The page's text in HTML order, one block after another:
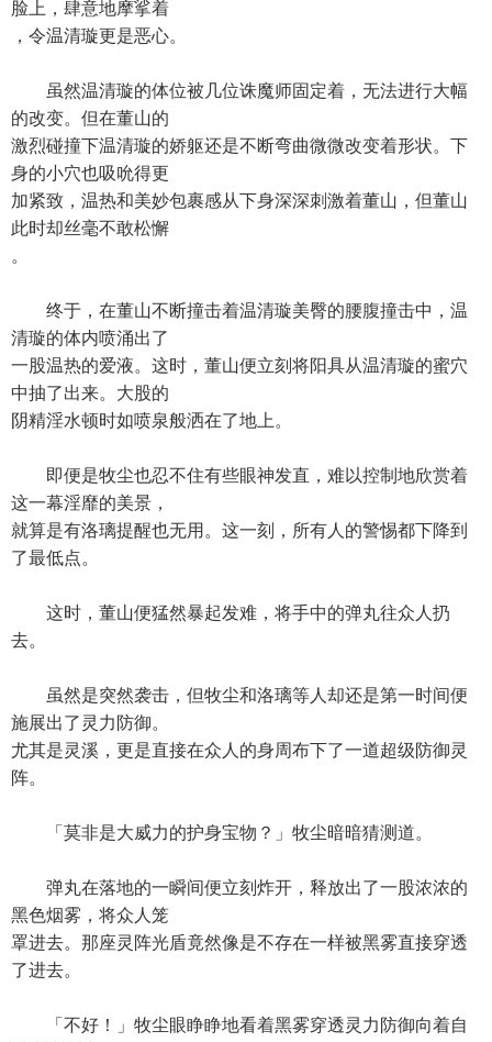
脸上，肆意地摩挲着
，令温清璇更是恶心。
虽然温清璇的体位被几位诛魔师固定着，无法进行大幅
的改变。但在董山的
激烈碰撞下温清璇的娇躯还是不断弯曲微微改变着形状。下
身的小穴也吸吮得更
加紧致，温热和美妙包裹感从下身深深刺激着董山，但董山
此时却丝毫不敢松懈
。
终于，在董山不断撞击着温清璇美臀的腰腹撞击中，温
清璇的体内喷涌出了
一股温热的爱液。这时，董山便立刻将阳具从温清璇的蜜穴
中抽了出来。大股的
阴精淫水顿时如喷泉般洒在了地上。
即便是牧尘也忍不住有些眼神发直，难以控制地欣赏着
这一幕淫靡的美景，
就算是有洛璃提醒也无用。这一刻，所有人的警惕都下降到
了最低点。
这时，董山便猛然暴起发难，将手中的弹丸往众人扔
去。
虽然是突然袭击，但牧尘和洛璃等人却还是第一时间便
施展出了灵力防御。
尤其是灵溪，更是直接在众人的身周布下了一道超级防御灵
阵。
「莫非是大威力的护身宝物？」牧尘暗暗猜测道。
弹丸在落地的一瞬间便立刻炸开，释放出了一股浓浓的
黑色烟雾，将众人笼
罩进去。那座灵阵光盾竟然像是不存在一样被黑雾直接穿透
了进去。
「不好！」牧尘眼睁睁地看着黑雾穿透灵力防御向着自